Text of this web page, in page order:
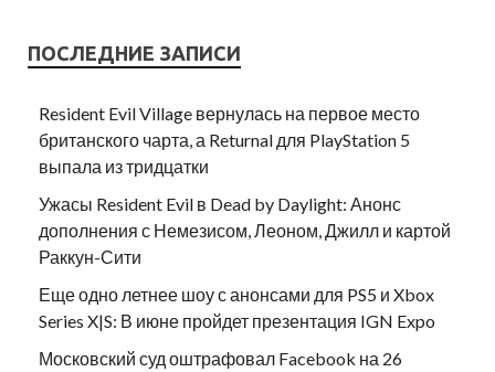
ПОСЛЕДНИЕ ЗАПИСИ
Resident Evil Village вернулась на первое место
британского чарта, а Returnal для PlayStation 5
выпала из тридцатки
Ужасы Resident Evil в Dead by Daylight: Анонс
дополнения с Немезисом, Леоном, Джилл и картой
Раккун-Сити
Еще одно летнее шоу с анонсами для PS5 и Xbox
Series X|S: В июне пройдет презентация IGN Expo
Московский суд оштрафовал Facebook на 26